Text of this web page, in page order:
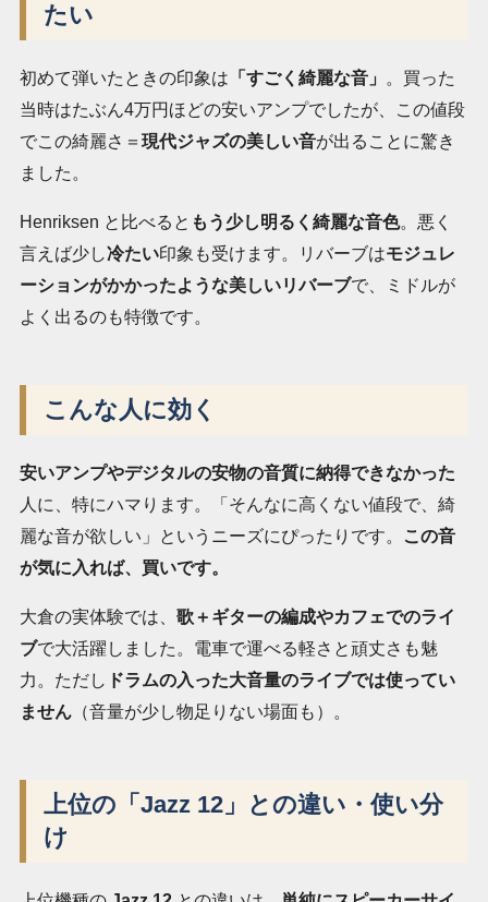
たい
初めて弾いたときの印象は 「すごく綺麗な音」 。買った
当時はたぶん4万円ほどの安いアンプでしたが、この値段
でこの綺麗さ＝ 現代ジャズの美しい音が出ることに驚き
ました。
Henriksen と比べると もう少し明るく綺麗な音色。悪く
言えば少し冷たい印象も受けます。リバーブはモジュレ
ーションがかかったような美しいリバーブで、ミドルが
よく出るのも特徴です。
こんな人に効く
安いアンプやデジタルの安物の音質に納得できなかった
人に、特にハマります。「そんなに高くない値段で、綺
麗な音が欲しい」というニーズにぴったりです。
この音
が気に入れば、買いです。
大倉の実体験では、 歌＋ギターの編成やカフェでのライ
ブで大活躍しました。電車で運べる軽さと頑丈さも魅
力。ただし ドラムの入った大音量のライブでは使ってい
ません（音量が少し物足りない場面も）。
上位の「Jazz 12」との違い・使い分
け